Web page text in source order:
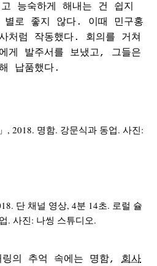
능숙하게 해내는 건 쉽지
별로 좋지 않다. 이때 민구홍
처럼 작동했다. 회의를 거쳐
게 발주서를 보냈고, 그들은
납품했다.
, 2018. 명함. 강문식과 동업. 사진:
단 채널 영상, 4분 14초. 로럴 슐
. 사진: 나씽 스튜디오.
링의 추억 속에는 명함, 회사